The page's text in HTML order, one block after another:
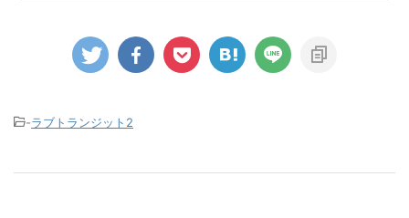
-ラブトランジット2